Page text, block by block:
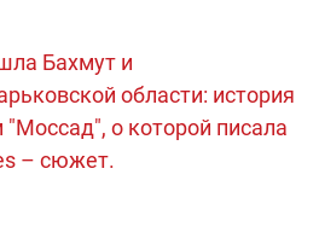
Бахмут и
области: история
о которой писала
– сюжет.